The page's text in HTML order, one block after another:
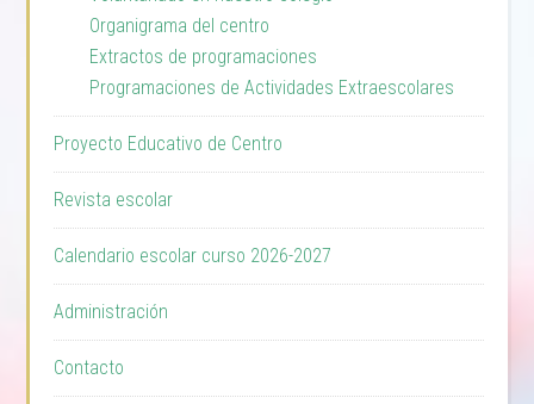
Organigrama del centro
Extractos de programaciones
Programaciones de Actividades Extraescolares
Proyecto Educativo de Centro
Revista escolar
Calendario escolar curso 2026-2027
Administración
Contacto